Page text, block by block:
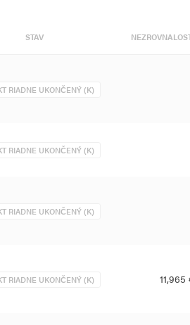
STAV
RIADNE UKONČENÝ (K)
RIADNE UKONČENÝ (K)
RIADNE UKONČENÝ (K)
RIADNE UKONČENÝ (K) 11,965